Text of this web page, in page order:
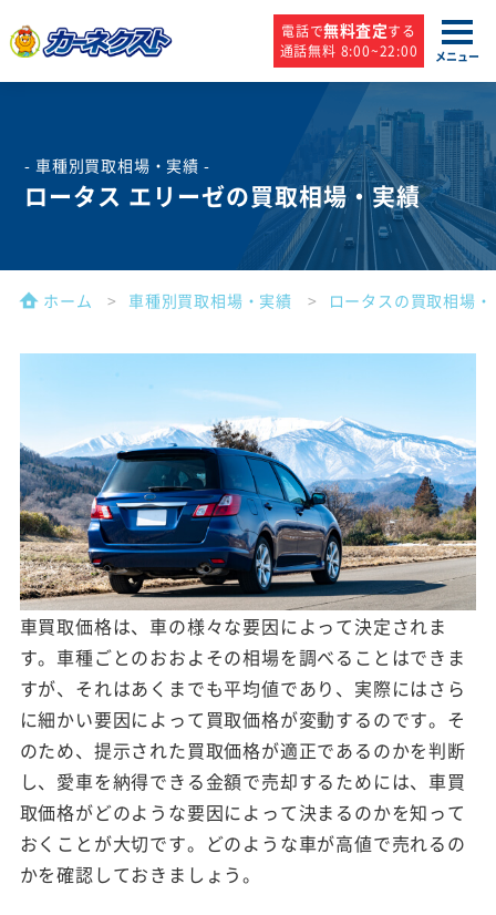
電話で無料査定する
通話無料 8:00~22:00
メニュー
- 車種別買取相場・実績 -
ロータス エリーゼの買取相場・実績
ホーム 車種別買取相場・実績 ロータスの買取相場
車買取価格は、車の様々な要因によって決定されま
す。車種ごとのおおよその相場を調べることはできま
すが、それはあくまでも平均値であり、実際にはさら
に細かい要因によって買取価格が変動するのです。そ
のため、提示された買取価格が適正であるのかを判断
し、愛車を納得できる金額で売却するためには、車買
取価格がどのような要因によって決まるのかを知って
おくことが大切です。どのような車が高値で売れるの
かを確認しておきましょう。